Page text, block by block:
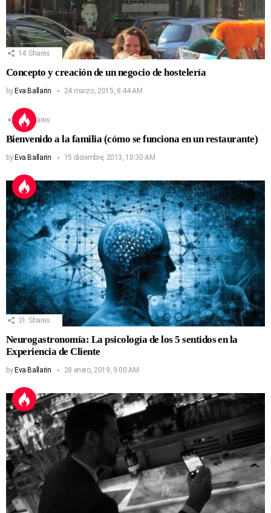
14 Shares
Concepto y creación de un negocio de hostelería
by Eva Ballarin 24 marzo, 2015, 8:44 AM
13 Shares
Bienvenido a la familia (cómo se funciona en un restaurante)
by Eva Ballarin 15 diciembre, 2013, 10:30 AM
31 Shares
Neurogastronomía: La psicología de los 5 sentidos en la
Experiencia de Cliente
by Eva Ballarin 28 enero, 2019, 9:00 AM